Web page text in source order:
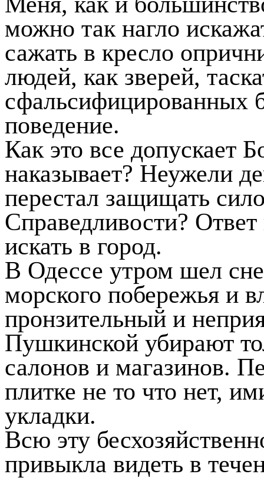
можно так нагло
сажать в кресло
людей, как зверей,
сфальсифицированных
поведение.
Как это все допускает
наказывает? Неужели
перестал защищать
Справедливости?
искать в город.
В Одессе утром шел
морского побережья и
пронзительный и
Пушкинской убирают
салонов и магазинов.
плитке не то что нет,
укладки.
Всю эту
привыкла видеть в